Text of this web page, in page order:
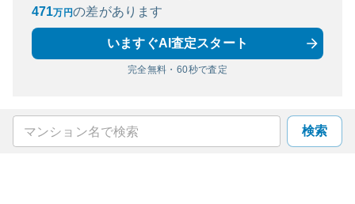
471万円の差があります
いますぐAI査定スタート
完全無料・60秒で査定
検索